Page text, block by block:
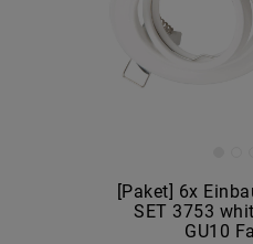
[Paket] 6x
SET 3753
GU10